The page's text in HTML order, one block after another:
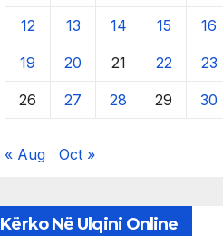
12 13 14 15 16
19 20 21 22 23
26 27 28 29 30
« Aug Oct »
Kërko Në Ulqini Online